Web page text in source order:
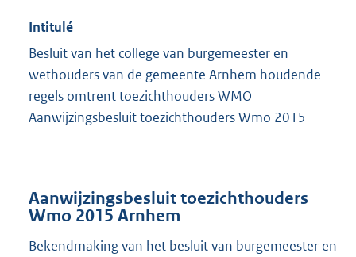
Intitulé
Besluit van het college van burgemeester en
wethouders van de gemeente Arnhem houdende
regels omtrent toezichthouders WMO
Aanwijzingsbesluit toezichthouders Wmo 2015
Aanwijzingsbesluit toezichthouders
Wmo 2015 Arnhem
Bekendmaking van het besluit van burgemeester en